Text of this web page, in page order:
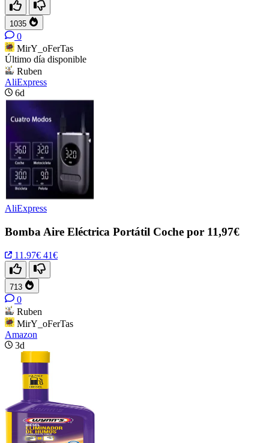
1035
0
MirY_oFerTas
Último día disponible
Ruben
AliExpress
6d
AliExpress
Bomba Aire Eléctrica Portátil Coche por 11,97€
11.97€ 41€
713
0
Ruben
MirY_oFerTas
Amazon
3d